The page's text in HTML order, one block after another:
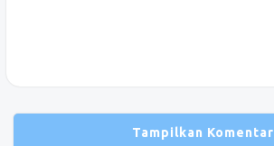
Tampilkan Komentar